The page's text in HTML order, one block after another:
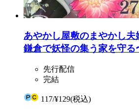
あやかし屋敷のまやかし
鎌倉で妖怪の集う家を守る
先行配信
完結
117/¥129(税込)